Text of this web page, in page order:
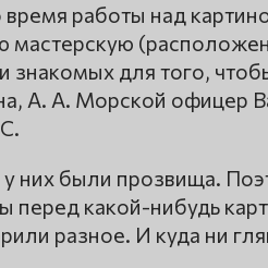
время работы над
мастерскую
знакомых для того,
А. А. Морской офицер
них были прозвища.
перед какой-нибудь
разное. И куда ни